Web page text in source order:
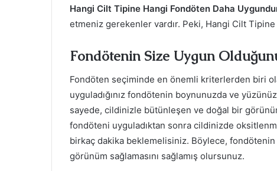
Hangi Cilt Tipine Hangi Fondöten Daha
etmeniz gerekenler vardır. Peki, Hangi Cilt
Fondötenin Size Uygun
Fondöten seçiminde en önemli kriterlerden biri
uyguladığınız fondötenin boynunuzda ve
sayede, cildinizle bütünleşen ve doğal bir
fondöteni uyguladıktan sonra cildinizde
birkaç dakika beklemelisiniz. Böylece,
görünüm sağlamasını sağlamış olursunuz.